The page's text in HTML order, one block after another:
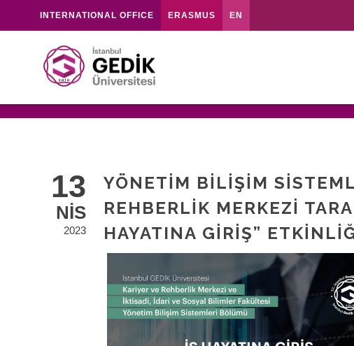
INTERNATIONAL OFFICE ERASMUS EN
13
NIS
2023
YÖNETIM BILIŞIM
REHBERLIK MERKEZI
HAYATINA GIRIŞ”